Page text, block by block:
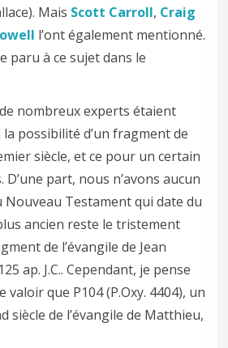
Mais Scott Carroll, Craig
l’ont également mentionné.
paru à ce sujet dans le
nombreux experts étaient
possibilité d’un fragment de
siècle, et ce pour un certain
part, nous n’avons aucun
Testament qui date du
ancien reste le tristement
de l’évangile de Jean
ap. J.C.. Cependant, je pense
que P104 (P.Oxy. 4404), un
siècle de l’évangile de Matthieu,